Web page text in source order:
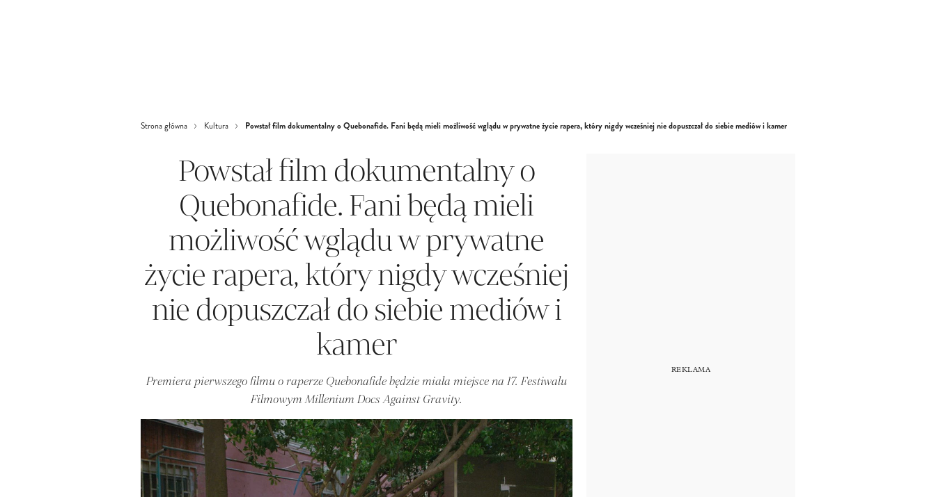
Strona główna Kultura Powstał film dokumentalny o Quebonafide. Fani będą mieli możliwość wglądu w prywatne życie rapera, który nigdy wcześniej nie dopuszczał do siebie mediów i kamer
Powstał film dokumentalny o
Quebonafide. Fani będą mieli
możliwość wglądu w prywatne
życie rapera, który nigdy wcześniej
nie dopuszczał do siebie mediów i
kamer
Premiera pierwszego filmu o raperze Quebonafide będzie miała miejsce na 17. Festiwalu
Filmowym Millenium Docs Against Gravity.